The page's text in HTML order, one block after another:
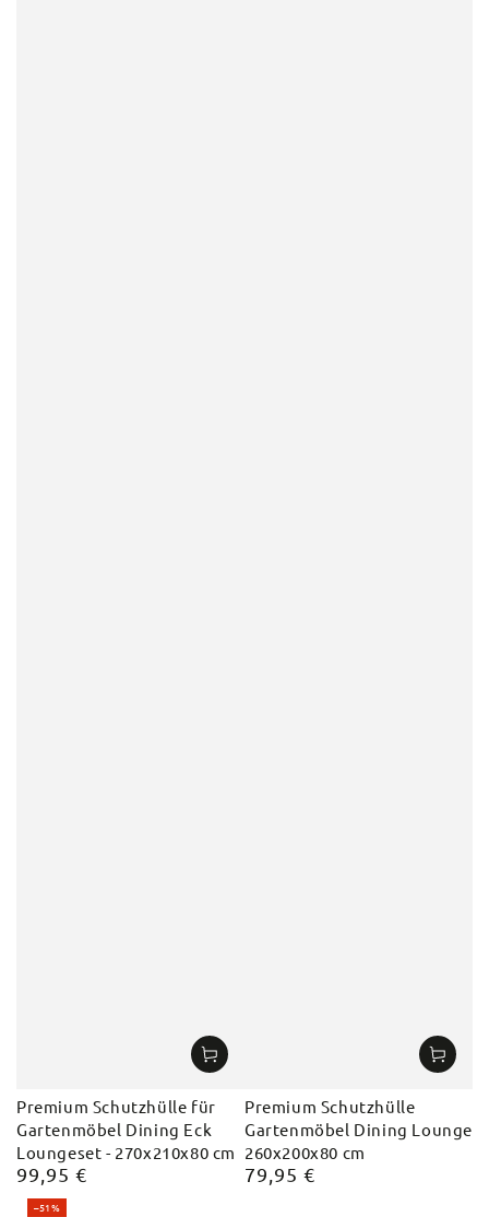
Premium Schutzhülle für
Gartenmöbel Dining Eck
Loungeset - 270x210x80 cm
Regulärer
Preis
99,95 €
Premium Schutzhülle
Gartenmöbel Dining Lounge
260x200x80 cm
Regulärer
79,95 €
–51%